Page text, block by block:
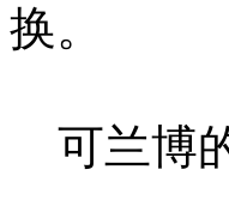
换。
可兰博